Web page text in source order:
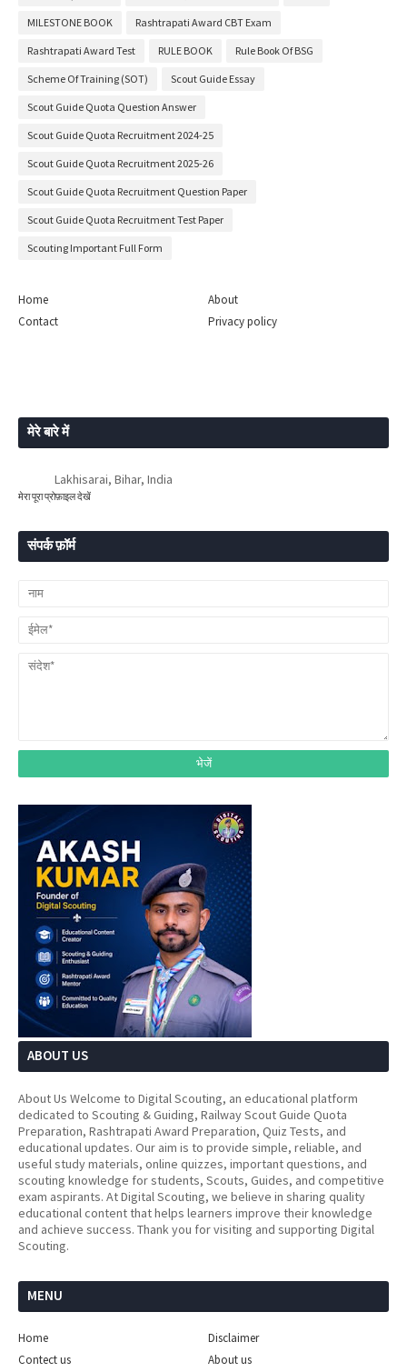
MILESTONE BOOK Rashtrapati Award CBT Exam
Rashtrapati Award Test RULE BOOK Rule Book Of BSG
Scheme Of Training (SOT) Scout Guide Essay
Scout Guide Quota Question Answer
Scout Guide Quota Recruitment 2024-25
Scout Guide Quota Recruitment 2025-26
Scout Guide Quota Recruitment Question Paper
Scout Guide Quota Recruitment Test Paper
Scouting Important Full Form
Home
About
Contact
Privacy policy
मेरे बारे में
Lakhisarai, Bihar, India
मेरा पूरा प्रोफ़ाइल देखें
संपर्क फ़ॉर्म
ABOUT US
About Us Welcome to Digital Scouting, an educational platform
dedicated to Scouting & Guiding, Railway Scout Guide Quota
Preparation, Rashtrapati Award Preparation, Quiz Tests, and
educational updates. Our aim is to provide simple, reliable, and
useful study materials, online quizzes, important questions, and
scouting knowledge for students, Scouts, Guides, and competitive
exam aspirants. At Digital Scouting, we believe in sharing quality
educational content that helps learners improve their knowledge
and achieve success. Thank you for visiting and supporting Digital
Scouting.
MENU
Home
Disclaimer
Contect us
About us